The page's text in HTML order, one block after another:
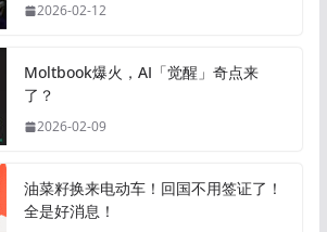
2026-02-12
Moltbook爆火，AI「觉醒」奇点来
了？
2026-02-09
油菜籽换来电动车！回国不用签证了！
全是好消息！